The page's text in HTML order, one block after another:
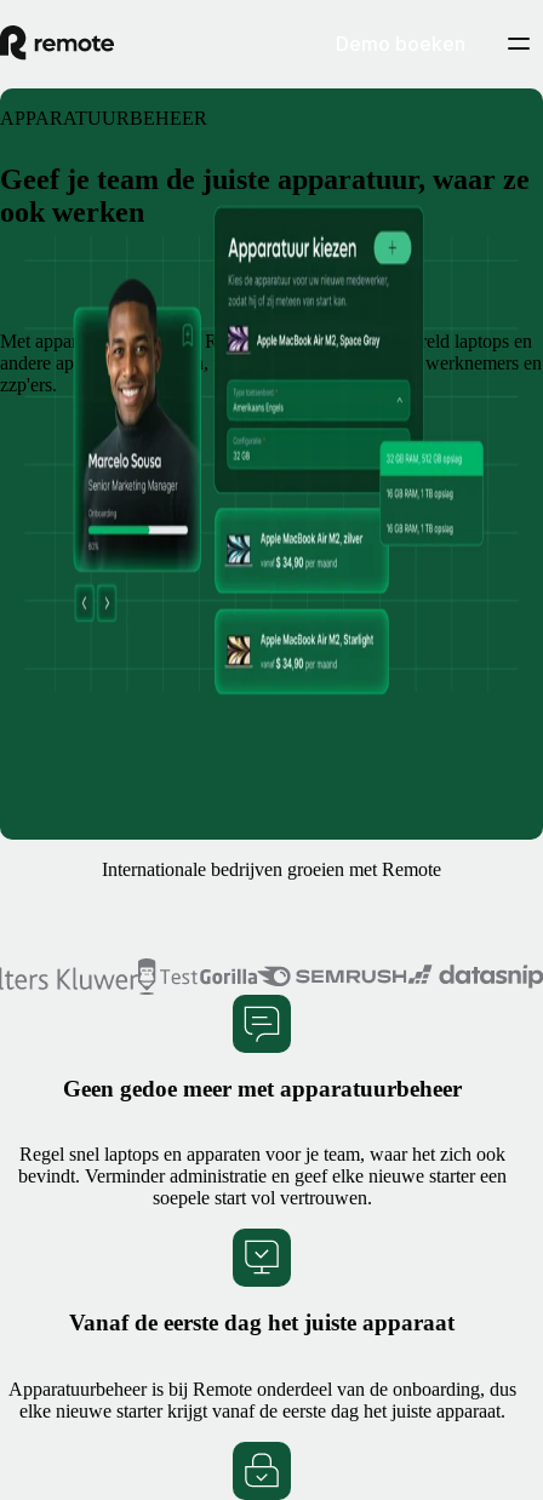
APPARATUURBEHEER
Geef je team de juiste apparatuur, waar ze
ook werken
Met apparatuurbeheer van Remote kun je overal ter wereld laptops en
andere apparatuur inkopen, toekennen en beheren voor werknemers en
zzp'ers.
Demo boeken
Internationale bedrijven groeien met Remote
Geen gedoe meer met apparatuurbeheer
Regel snel laptops en apparaten voor je team, waar het zich ook
bevindt. Verminder administratie en geef elke nieuwe starter een
soepele start vol vertrouwen.
Vanaf de eerste dag het juiste apparaat
Apparatuurbeheer is bij Remote onderdeel van de onboarding, dus
elke nieuwe starter krijgt vanaf de eerste dag het juiste apparaat.